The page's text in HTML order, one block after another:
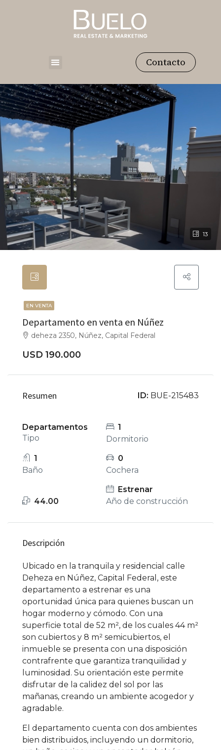
Contacto
13
EN VENTA
Departamento en venta en Núñez
deheza 2350, Núñez, Capital Federal
USD 190.000
Resumen ID: BUE-215483
Departamentos
Tipo
1
Dormitorio
1
Baño
0
Cochera
44.00
Estrenar
Año de construcción
Descripción
Ubicado en la tranquila y residencial calle
Deheza en Núñez, Capital Federal, este
departamento a estrenar es una
oportunidad única para quienes buscan un
hogar moderno y cómodo. Con una
superficie total de 52 m², de los cuales 44 m²
son cubiertos y 8 m² semicubiertos, el
inmueble se presenta con una disposición
contrafrente que garantiza tranquilidad y
luminosidad. Su orientación este permite
disfrutar de la calidez del sol por las
mañanas, creando un ambiente acogedor y
agradable.
El departamento cuenta con dos ambientes
bien distribuidos, incluyendo un dormitorio,